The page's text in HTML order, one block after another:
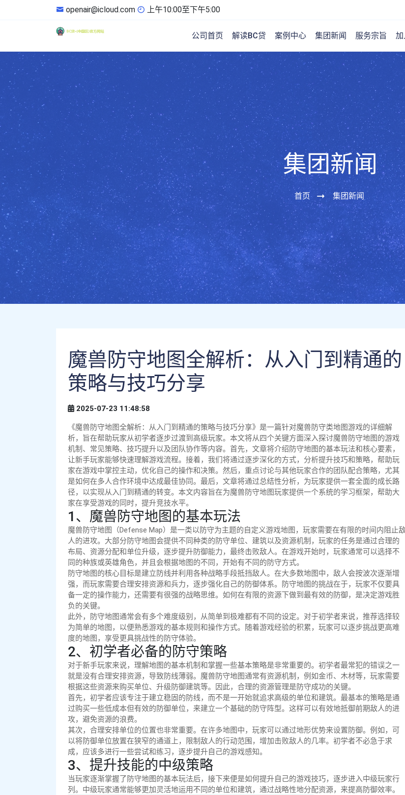
openair@icloud.com 上午10:00至下午5:00
公司首页 解读BC贷 案例中心 集团新闻 服务宗旨 加
集团新闻
首页 集团新闻
魔兽防守地图全解析：从入门到精通的
策略与技巧分享
2025-07-23 11:48:58
《魔兽防守地图全解析：从入门到精通的策略与技巧分享》是一篇针对魔兽防守类地图游戏的详细解
析，旨在帮助玩家从初学者逐步过渡到高级玩家。本文将从四个关键方面深入探讨魔兽防守地图的游戏
机制、常见策略、技巧提升以及团队协作等内容。首先，文章将介绍防守地图的基本玩法和核心要素，
让新手玩家能够快速理解游戏流程。接着，我们将通过逐步深化的方式，分析提升技巧和策略，帮助玩
家在游戏中掌控主动，优化自己的操作和决策。然后，重点讨论与其他玩家合作的团队配合策略，尤其
是如何在多人合作环境中达成最佳协同。最后，文章将通过总结性分析，为玩家提供一套全面的成长路
径，以实现从入门到精通的转变。本文内容旨在为魔兽防守地图玩家提供一个系统的学习框架，帮助大
家在享受游戏的同时，提升竞技水平。
1、魔兽防守地图的基本玩法
魔兽防守地图（Defense Map）是一类以防守为主题的自定义游戏地图，玩家需要在有限的时间内阻止
人的进攻。大部分防守地图会提供不同种类的防守单位、建筑以及资源机制，玩家的任务是通过合理的
布局、资源分配和单位升级，逐步提升防御能力，最终击败敌人。在游戏开始时，玩家通常可以选择不
同的种族或英雄角色，并且会根据地图的不同，开始有不同的防守方式。
防守地图的核心目标是建立防线并利用各种战略手段抵挡敌人。在大多数地图中，敌人会按波次逐渐增
强，而玩家需要合理安排资源和兵力，逐步强化自己的防御体系。防守地图的挑战在于，玩家不仅要具
备一定的操作能力，还需要有很强的战略思维。如何在有限的资源下做到最有效的防御，是决定游戏胜
负的关键。
此外，防守地图通常会有多个难度级别，从简单到极难都有不同的设定。对于初学者来说，推荐选择较
为简单的地图，以便熟悉游戏的基本规则和操作方式。随着游戏经验的积累，玩家可以逐步挑战更高难
度的地图，享受更具挑战性的防守体验。
2、初学者必备的防守策略
对于新手玩家来说，理解地图的基本机制和掌握一些基本策略是非常重要的。初学者最常犯的错误之一
就是没有合理安排资源，导致防线薄弱。魔兽防守地图通常有资源机制，例如金币、木材等，玩家需要
根据这些资源来购买单位、升级防御建筑等。因此，合理的资源管理是防守成功的关键。
首先，初学者应该专注于建立稳固的防线，而不是一开始就追求高级的单位和建筑。最基本的策略是通
过购买一些低成本但有效的防御单位，来建立一个基础的防守阵型。这样可以有效地抵御前期敌人的进
攻，避免资源的浪费。
其次，合理安排单位的位置也非常重要。在许多地图中，玩家可以通过地形优势来设置防御。例如，可
以将防御单位放置在狭窄的通道上，限制敌人的行动范围，增加击败敌人的几率。初学者不必急于求
成，应该多进行一些尝试和练习，逐步提升自己的游戏感知。
3、提升技能的中级策略
当玩家逐渐掌握了防守地图的基本玩法后，接下来便是如何提升自己的游戏技巧，逐步进入中级玩家行
列。中级玩家通常能够更加灵活地运用不同的单位和建筑，通过战略性地分配资源，来提高防御效率。